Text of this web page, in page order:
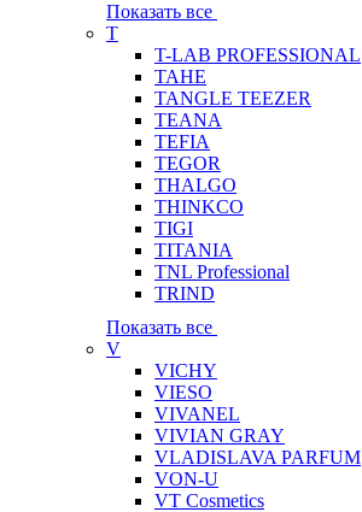
Показать все
T
T-LAB PROFESSIONAL
TAHE
TANGLE TEEZER
TEANA
TEFIA
TEGOR
THALGO
THINKCO
TIGI
TITANIA
TNL Professional
TRIND
Показать все
V
VICHY
VIESO
VIVANEL
VIVIAN GRAY
VLADISLAVA PARFUM
VON-U
VT Cosmetics